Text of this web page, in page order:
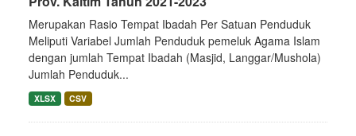
Merupakan Rasio Tempat Ibadah Per Satuan Penduduk
Meliputi Variabel Jumlah Penduduk pemeluk Agama Islam
dengan jumlah Tempat Ibadah (Masjid, Langgar/Mushola)
Jumlah Penduduk...
XLSX CSV